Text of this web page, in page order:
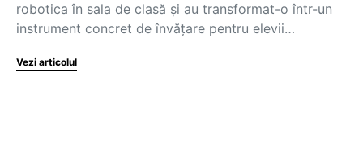
robotica în sala de clasă și au transformat-o într-un
instrument concret de învățare pentru elevii…
Vezi articolul